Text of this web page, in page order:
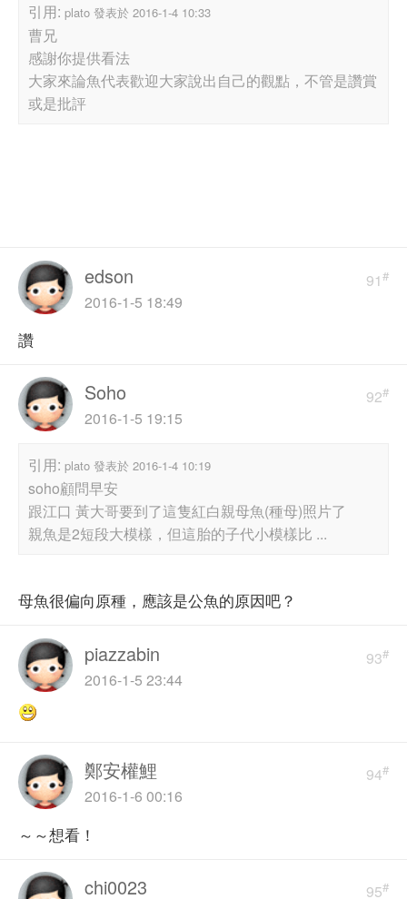
引用: plato 發表於 2016-1-4 10:33
曹兄
感謝你提供看法
大家來論魚代表歡迎大家說出自己的觀點，不管是讚賞
或是批評
91#
edson
2016-1-5 18:49
讚
92#
Soho
2016-1-5 19:15
引用: plato 發表於 2016-1-4 10:19
soho顧問早安
跟江口 黃大哥要到了這隻紅白親母魚(種母)照片了
親魚是2短段大模樣，但這胎的子代小模樣比 ...
母魚很偏向原種，應該是公魚的原因吧？
93#
piazzabin
2016-1-5 23:44
94#
鄭安權鯉
2016-1-6 00:16
～～想看！
95#
chi0023